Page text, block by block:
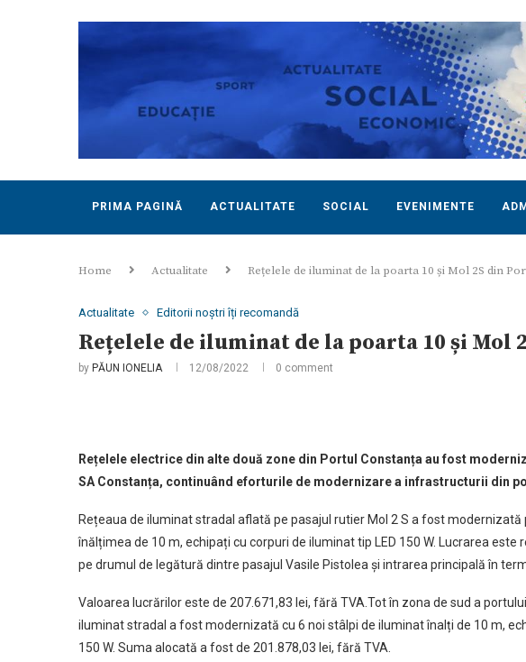
PRIMA PAGINĂ ACTUALITATE SOCIAL EVENIMENTE
Home Actualitate Rețelele de iluminat de la poarta 10 și Mol 2S din
Actualitate Editorii noștri îți recomandă
Rețelele de iluminat de la poarta 10 și Mol
by PĂUN IONELIA 12/08/2022 0 comment
Rețelele electrice din alte două zone din Portul Constanța au fost
SA Constanța, continuând eforturile de modernizare a infrastructurii din
Rețeaua de iluminat stradal aflată pe pasajul rutier Mol 2 S a fost
înălțimea de 10 m, echipați cu corpuri de iluminat tip LED 150 W. Lucrarea
pe drumul de legătură dintre pasajul Vasile Pistolea și intrarea principală în
Valoarea lucrărilor este de 207.671,83 lei, fără TVA.Tot în zona de sud a
iluminat stradal a fost modernizată cu 6 noi stâlpi de iluminat înalți de 10 m,
150 W. Suma alocată a fost de 201.878,03 lei, fără TVA.